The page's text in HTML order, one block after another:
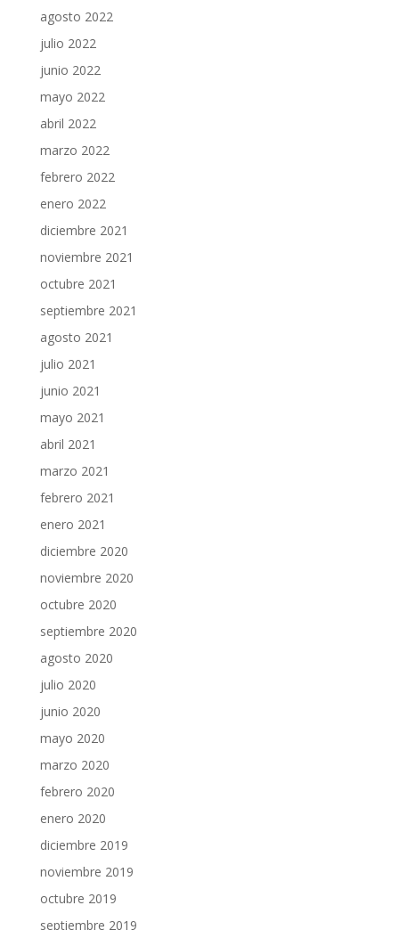
agosto 2022
julio 2022
junio 2022
mayo 2022
abril 2022
marzo 2022
febrero 2022
enero 2022
diciembre 2021
noviembre 2021
octubre 2021
septiembre 2021
agosto 2021
julio 2021
junio 2021
mayo 2021
abril 2021
marzo 2021
febrero 2021
enero 2021
diciembre 2020
noviembre 2020
octubre 2020
septiembre 2020
agosto 2020
julio 2020
junio 2020
mayo 2020
marzo 2020
febrero 2020
enero 2020
diciembre 2019
noviembre 2019
octubre 2019
septiembre 2019